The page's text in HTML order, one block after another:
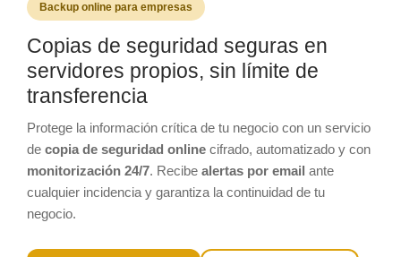
Backup online para empresas
Copias de seguridad seguras en
servidores propios, sin límite de
transferencia
Protege la información crítica de tu negocio con un servicio
de copia de seguridad online cifrado, automatizado y con
monitorización 24/7. Recibe alertas por email ante
cualquier incidencia y garantiza la continuidad de tu
negocio.